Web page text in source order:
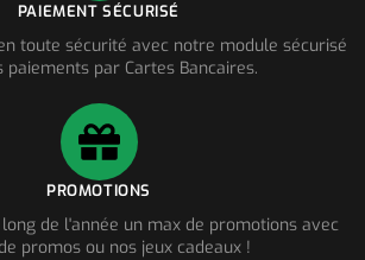
PAIEMENT SÉCURISÉ
toute sécurité avec notre module sécurisé
paiements par Cartes Bancaires.
PROMOTIONS
de l'année un max de promotions avec
promos ou nos jeux cadeaux !